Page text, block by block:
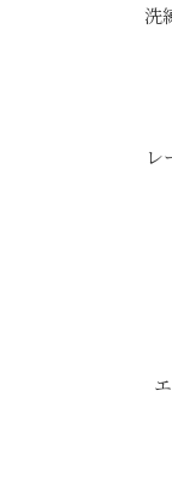
洗
レ